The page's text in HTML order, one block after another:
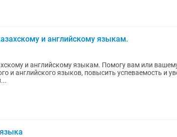
и английскому языкам.
языкам. Помогу вам или вашему ребёнку
и английского языков, повысить успеваемость и